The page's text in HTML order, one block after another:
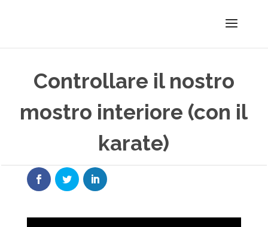
Controllare il nostro
mostro interiore (con il
karate)